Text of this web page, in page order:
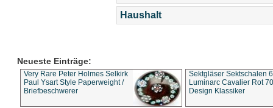
Haushalt
Neueste Einträge:
Very Rare Peter Holmes Selkirk
Paul Ysart Style Paperweight /
Briefbeschwerer
Sektgläser Sektschalen
Luminarc Cavalier Rot
Design Klassiker